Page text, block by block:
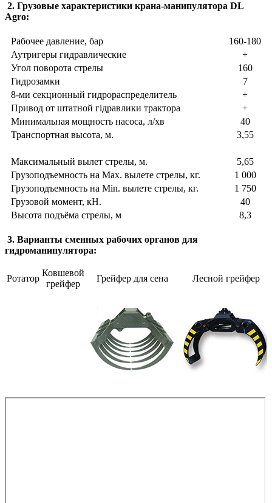
2. Грузовые характеристики крана-манипулятора DL
Agro:
Рабочее давление, бар
160-180
Аутригеры гидравлические
+
Угол поворота стрелы
160
Гидрозамки
7
8-ми секционный гидрораспределитель
+
Привод от штатной гідравлики трактора
+
Минимальная мощность насоса, л/хв
40
Транспортная высота, м.
3,55
Максимальный вылет стрелы, м.
5,65
Грузоподъемность на Max. вылете стрелы, кг.
1 000
Грузоподъемность на Min. вылете стрелы, кг.
1 750
Грузовой момент, кН.
40
Высота подъёма стрелы, м
8,3
3. Варианты сменных рабочих органов для
гидроманипулятора:
Ротатор
Ковшевой
грейфер
Грейфер для сена Лесной грейфер